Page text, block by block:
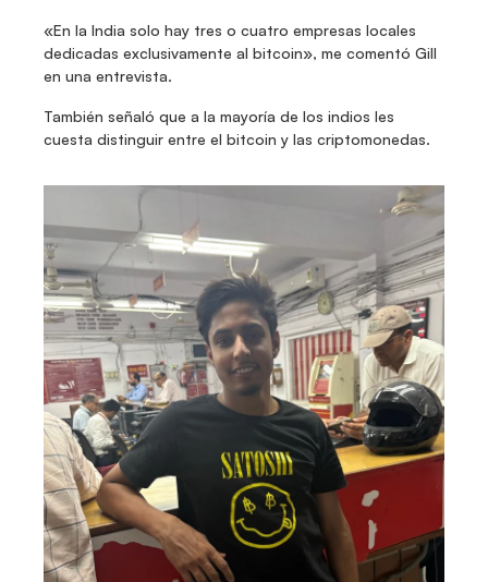
«En la India solo hay tres o cuatro empresas locales
dedicadas exclusivamente al bitcoin», me comentó Gill
en una entrevista.
También señaló que a la mayoría de los indios les
cuesta distinguir entre el bitcoin y las criptomonedas.